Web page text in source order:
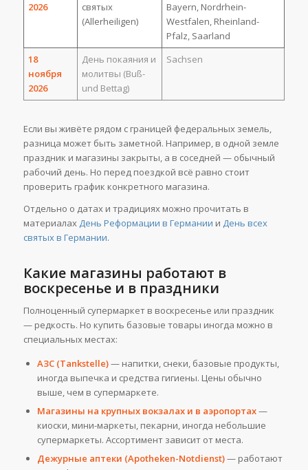
2026
святых
(Allerheiligen)
Bayern, Nordrhein-
Westfalen, Rheinland-
Pfalz, Saarland
18
ноября
2026
День покаяния и
молитвы (Buß-
und Bettag)
Sachsen
Если вы живёте рядом с границей федеральных земель,
разница может быть заметной. Например, в одной земле
праздник и магазины закрыты, а в соседней — обычный
рабочий день. Но перед поездкой всё равно стоит
проверить график конкретного магазина.
Отдельно о датах и традициях можно прочитать в
материалах День Реформации в Германии и День всех
святых в Германии.
Какие магазины работают в
воскресенье и в праздники
Полноценный супермаркет в воскресенье или праздник
— редкость. Но купить базовые товары иногда можно в
специальных местах:
АЗС (Tankstelle)— напитки, снеки, базовые продукты,
иногда выпечка и средства гигиены. Цены обычно
выше, чем в супермаркете.
Магазины на крупных вокзалах и в аэропортах—
киоски, мини-маркеты, пекарни, иногда небольшие
супермаркеты. Ассортимент зависит от места.
Дежурные аптеки (Apotheken-Notdienst)— работают